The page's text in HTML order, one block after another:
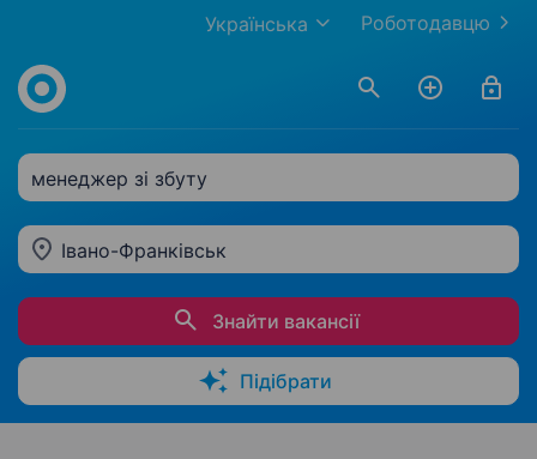
Роботодавцю
Українська
менеджер зі збуту
Івано-Франківськ
Знайти вакансії
Підібрати